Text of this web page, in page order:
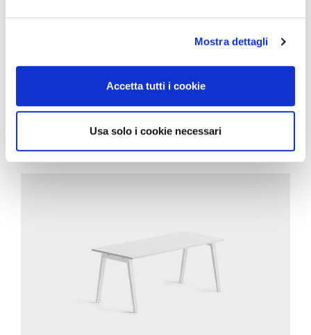
Mostra dettagli
Accetta tutti i cookie
Usa solo i cookie necessari
CORRELATI